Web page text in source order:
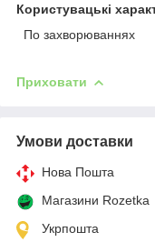
Користувацькi
По захворюваннях
Приховати
Умови доставки
Нова Пошта
Магазини Rozetka
Укрпошта